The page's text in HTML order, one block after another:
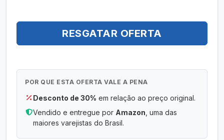
RESGATAR OFERTA
POR QUE ESTA OFERTA VALE A PENA
Desconto de 30% em relação ao preço original.
Vendido e entregue por Amazon , uma das
maiores varejistas do Brasil.